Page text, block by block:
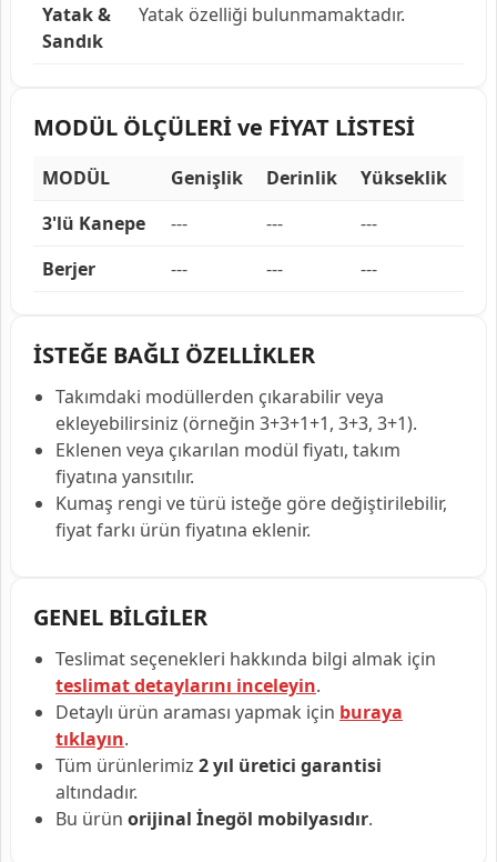
Yatak &
Sandık
Yatak özelliği bulunmamaktadır.
MODÜL ÖLÇÜLERİ ve FİYAT LİSTESİ
MODÜL Genişlik Derinlik
Yükseklik
3'lü Kanepe
--- ---
---
Berjer
--- --- ---
İSTEĞE BAĞLI ÖZELLİKLER
Takımdaki modüllerden çıkarabilir veya
ekleyebilirsiniz (örneğin 3+3+1+1, 3+3, 3+1).
Eklenen veya çıkarılan modül fiyatı, takım
fiyatına yansıtılır.
Kumaş rengi ve türü isteğe göre değiştirilebilir,
fiyat farkı ürün fiyatına eklenir.
GENEL BİLGİLER
Teslimat seçenekleri hakkında bilgi almak için
teslimat detaylarını inceleyin.
Detaylı ürün araması yapmak için buraya
tıklayın.
Tüm ürünlerimiz 2 yıl üretici garantisi
altındadır.
Bu ürün orijinal İnegöl mobilyasıdır.